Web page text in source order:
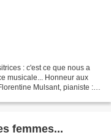
: c'est ce que nous a
musicale... Honneur aux
Mulsant, pianiste : à
femmes...